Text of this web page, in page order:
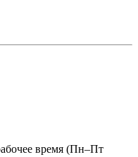
время (Пн–Пт